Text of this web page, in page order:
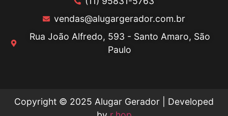
vendas@alugargerador.com.br
Rua João Alfredo, 593 - Santo Amaro, São
Paulo
Copyright © 2025 Alugar Gerador | Developed